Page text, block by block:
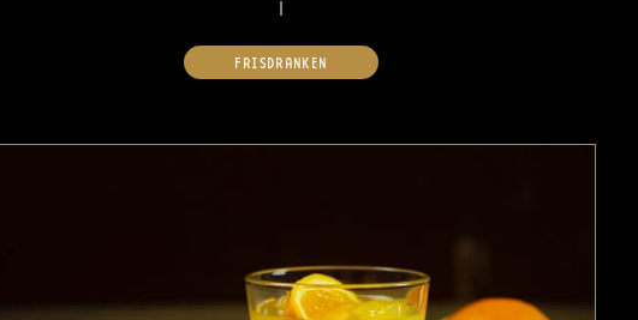
FRISDRANKEN